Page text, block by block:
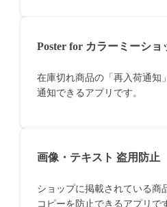
Poster for カラーミーショ
在庫切れ商品の「再入荷通知
通知できるアプリです。
画像・テキスト 盗用防止
ショップに掲載されている商
コピーを防止できるアプリで